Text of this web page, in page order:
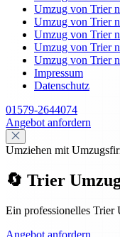
Umzug von Trier
Umzug von Trier
Umzug von Trier
Umzug von Trier
Umzug von Trier
Impressum
Datenschutz
01579-2644074
Angebot anfordern
Umziehen mit
🔄 Trier
Ein professionelles Trier
Angebot anfordern